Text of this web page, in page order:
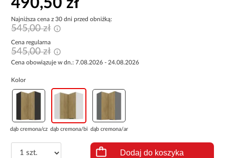
Najniższa cena z 30 dni przed obniżką:
545,00 zł
Cena regularna
545,00 zł
Cena obowiązuje w dn.: 7.08.2026 - 24.08.2026
Kolor
dąb cremona/cza...dąb cremona/bia...dąb cremona/ant...
Dodaj do koszyka